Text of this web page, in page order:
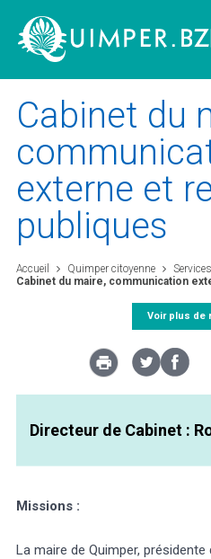
Vivre à Quimper
Découvrir Quimper
Quimper demain
L'agglomération
Météo/UV Webcams
Cabinet du
externe et
publiques
Accueil Quimper citoyenne
Cabinet du maire, communication
Voir plus de
Directeur de Cabinet :
Missions :
La maire de Quimper, présidente